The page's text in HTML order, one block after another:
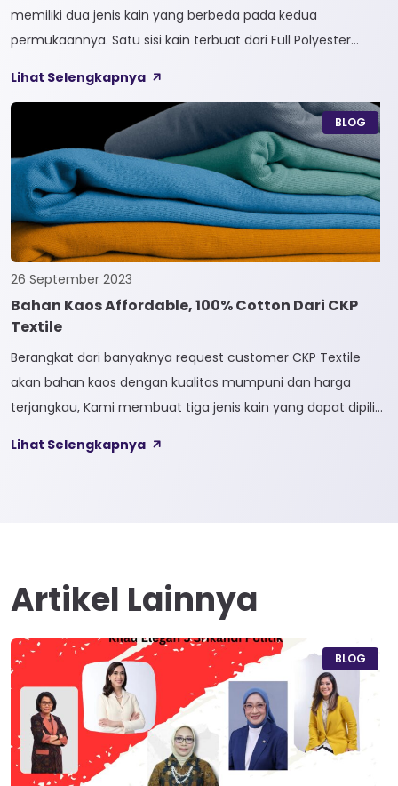
memiliki dua jenis kain yang berbeda pada kedua
permukaannya. Satu sisi kain terbuat dari Full Polyester
Bycel merupakan kain High-End karena bersifat Fungsional,
dapat digunakan sesuai kebutuhan customer. Selain itu,
kain Bycel juga diberi teknologi teranyar yakni pemberian
dua jenis […]
Lihat Selengkapnya
BLOG
26 September 2023
Bahan Kaos Affordable, 100% Cotton Dari CKP
Textile
Berangkat dari banyaknya request customer CKP Textile
akan bahan kaos dengan kualitas mumpuni dan harga
terjangkau, Kami membuat tiga jenis kain yang dapat dipilih
kain yang bahan dasarnya 100% cotton. Softcel juga sering
Lihat Selengkapnya
Artikel Lainnya
BLOG